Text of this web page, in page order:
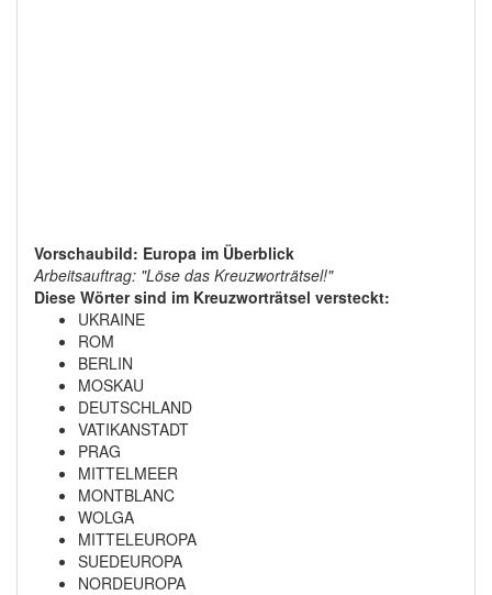
Vorschaubild: Europa im Überblick
Arbeitsauftrag: "Löse das Kreuzworträtsel!"
Diese Wörter sind im Kreuzworträtsel versteckt:
UKRAINE
ROM
BERLIN
MOSKAU
DEUTSCHLAND
VATIKANSTADT
PRAG
MITTELMEER
MONTBLANC
WOLGA
MITTELEUROPA
SUEDEUROPA
NORDEUROPA